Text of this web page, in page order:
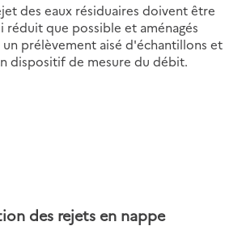
des eaux résiduaires doivent être
réduit que possible et aménagés
prélèvement aisé d'échantillons et
dispositif de mesure du débit.
des rejets en nappe